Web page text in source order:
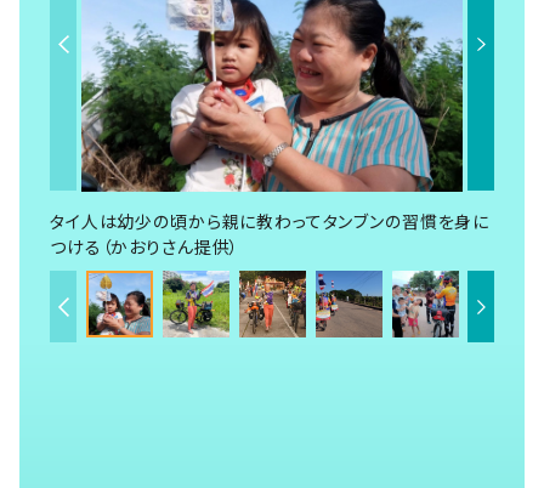
タイ人は幼少の頃から親に教わってタンブンの習慣を身に
つける（かおりさん提供）